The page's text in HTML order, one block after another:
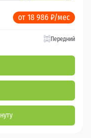
от 18 986 ₽/мес
Передний